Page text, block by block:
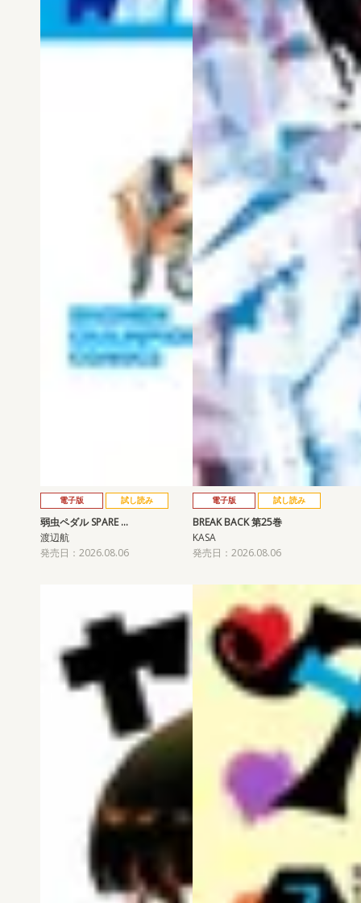
電子版 試し読み
弱虫ペダル SPARE …
渡辺航
発売日：2026.08.06
電子版 試し読み
BREAK BACK 第25巻
KASA
発売日：2026.08.06